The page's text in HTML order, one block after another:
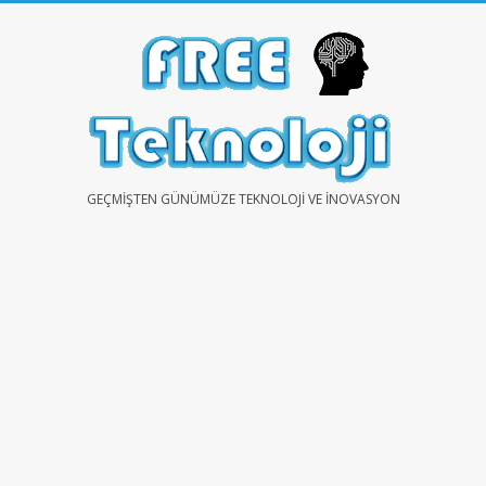
FREEGEÇMIŞTEN GÜNÜMÜZE TEKNOLOJI VE İNOVASYON